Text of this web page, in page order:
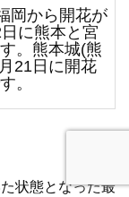
岡から開花が
に熊本と宮
。熊本城(熊
21日に開花
。
状態となった最